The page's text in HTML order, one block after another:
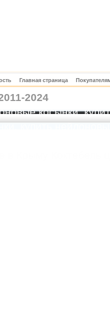
Главная страница
2024
косынки,
купить